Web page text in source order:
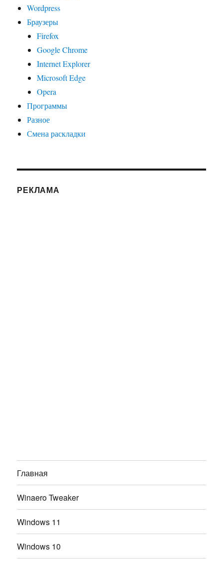
Wordpress
Браузеры
Firefox
Google Chrome
Internet Explorer
Microsoft Edge
Opera
Программы
Разное
Смена раскладки
РЕКЛАМА
Главная
Winaero Tweaker
Windows 11
Windows 10